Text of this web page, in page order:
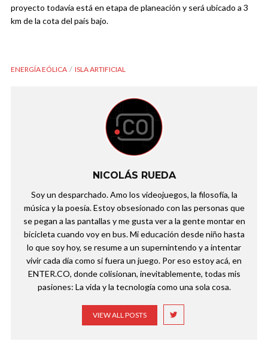
proyecto todavía está en etapa de planeación y será ubicado a 3
km de la cota del país bajo.
ENERGÍA EÓLICA ISLA ARTIFICIAL
NICOLÁS RUEDA
Soy un desparchado. Amo los videojuegos, la filosofía, la
música y la poesía. Estoy obsesionado con las personas que
se pegan a las pantallas y me gusta ver a la gente montar en
bicicleta cuando voy en bus. Mi educación desde niño hasta
lo que soy hoy, se resume a un supernintendo y a intentar
vivir cada día como si fuera un juego. Por eso estoy acá, en
ENTER.CO, donde colisionan, inevitablemente, todas mis
pasiones: La vida y la tecnología como una sola cosa.
VIEW ALL POSTS